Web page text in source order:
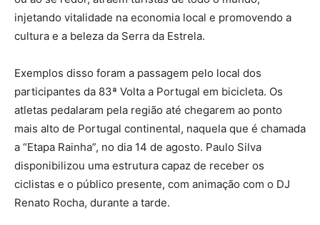
injetando vitalidade na economia local e promovendo a
cultura e a beleza da Serra da Estrela.
Exemplos disso foram a passagem pelo local dos
participantes da 83ª Volta a Portugal em bicicleta. Os
atletas pedalaram pela região até chegarem ao ponto
mais alto de Portugal continental, naquela que é chamada
a “Etapa Rainha”, no dia 14 de agosto. Paulo Silva
disponibilizou uma estrutura capaz de receber os
ciclistas e o público presente, com animação com o DJ
Renato Rocha, durante a tarde.